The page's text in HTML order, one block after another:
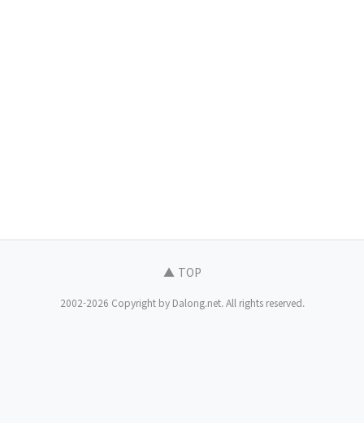
▲ TOP
2002-2026 Copyright by Dalong.net. All rights reserved.